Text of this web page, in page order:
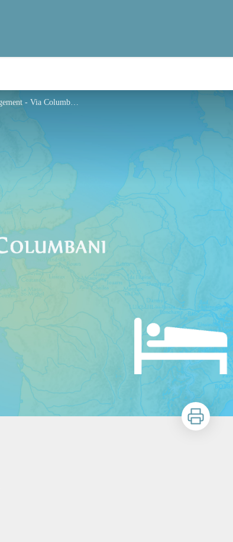
Hébergement - Via Columbani
Imprimer